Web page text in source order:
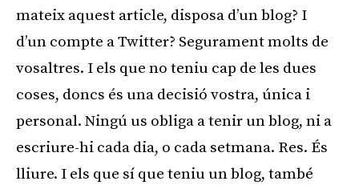
mateix aquest article, disposa d’un blog? I
d’un compte a Twitter? Segurament molts de
vosaltres. I els que no teniu cap de les dues
coses, doncs és una decisió vostra, única i
personal. Ningú us obliga a tenir un blog, ni a
escriure-hi cada dia, o cada setmana. Res. És
lliure. I els que sí que teniu un blog, també